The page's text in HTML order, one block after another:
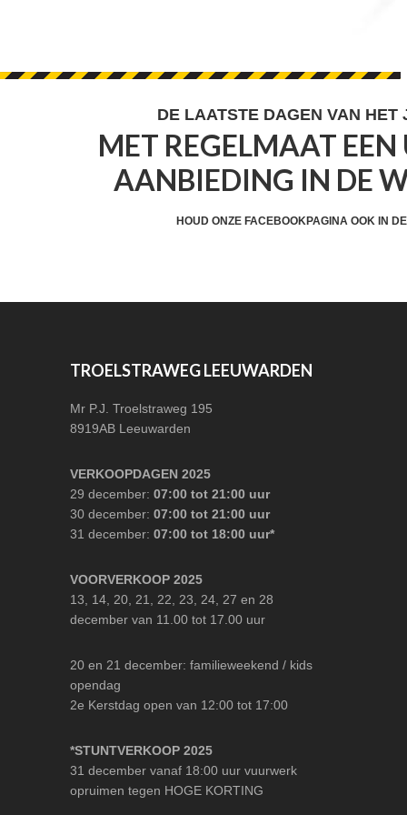
WIDGET
HEADER
DE LAATSTE DAGEN VAN HET
MET REGELMAAT EEN
AANBIEDING IN DE
HOUD ONZE FACEBOOKPAGINA OOK IN
TROELSTRAWEG LEEUWARDEN
Mr P.J. Troelstraweg 195
8919AB Leeuwarden
VERKOOPDAGEN 2025
29 december:07:00 tot 21:00 uur
30 december:07:00 tot 21:00 uur
31 december:07:00 tot 18:00 uur*
VOORVERKOOP 2025
13, 14, 20, 21, 22, 23, 24, 27 en 28
december van 11.00 tot 17.00 uur
20 en 21 december: familieweekend / kids
opendag
2e Kerstdag open van 12:00 tot 17:00
*STUNTVERKOOP 2025
31 december vanaf 18:00 uur vuurwerk
opruimen tegen HOGE KORTING